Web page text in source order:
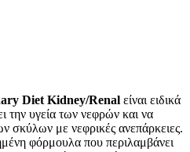
Diet Kidney/Renal είναι ειδικά
την υγεία των νεφρών και να
σκύλων με νεφρικές ανεπάρκειες.
φόρμουλα που περιλαμβάνει